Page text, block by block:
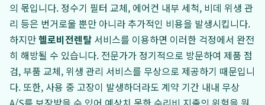
의 몫입니다. 정수기 필터 교체, 에어컨 내부 세척, 비데 위생 관
리 등은 번거로울 뿐만 아니라 추가적인 비용을 발생시킵니다.
하지만헬로비전렌탈 서비스를 이용하면 이러한 걱정에서 완전
히 해방될 수 있습니다. 전문가가 정기적으로 방문하여 제품 점
검, 부품 교체, 위생 관리 서비스를 무상으로 제공하기 때문입니
다. 또한, 사용 중 고장이 발생하더라도 계약 기간 내내 무상